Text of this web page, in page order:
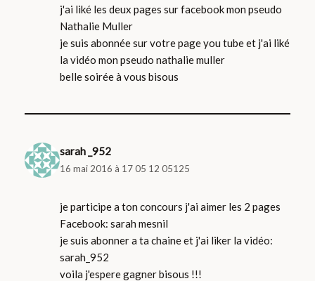
j'ai liké les deux pages sur facebook mon pseudo
Nathalie Muller
je suis abonnée sur votre page you tube et j'ai liké
la vidéo mon pseudo nathalie muller
belle soirée à vous bisous
sarah _952
16 mai 2016 à 17 05 12 05125
je participe a ton concours j'ai aimer les 2 pages
Facebook: sarah mesnil
je suis abonner a ta chaine et j'ai liker la vidéo:
sarah_952
voila j'espere gagner bisous !!!